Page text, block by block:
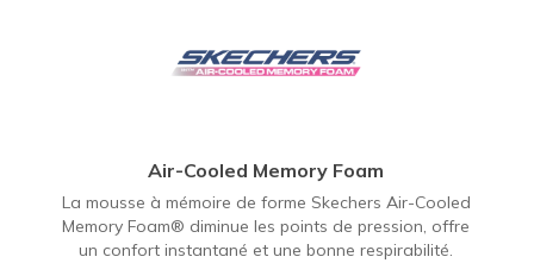
Air-Cooled Memory Foam
La mousse à mémoire de forme Skechers Air-Cooled
Memory Foam® diminue les points de pression, offre
un confort instantané et une bonne respirabilité.